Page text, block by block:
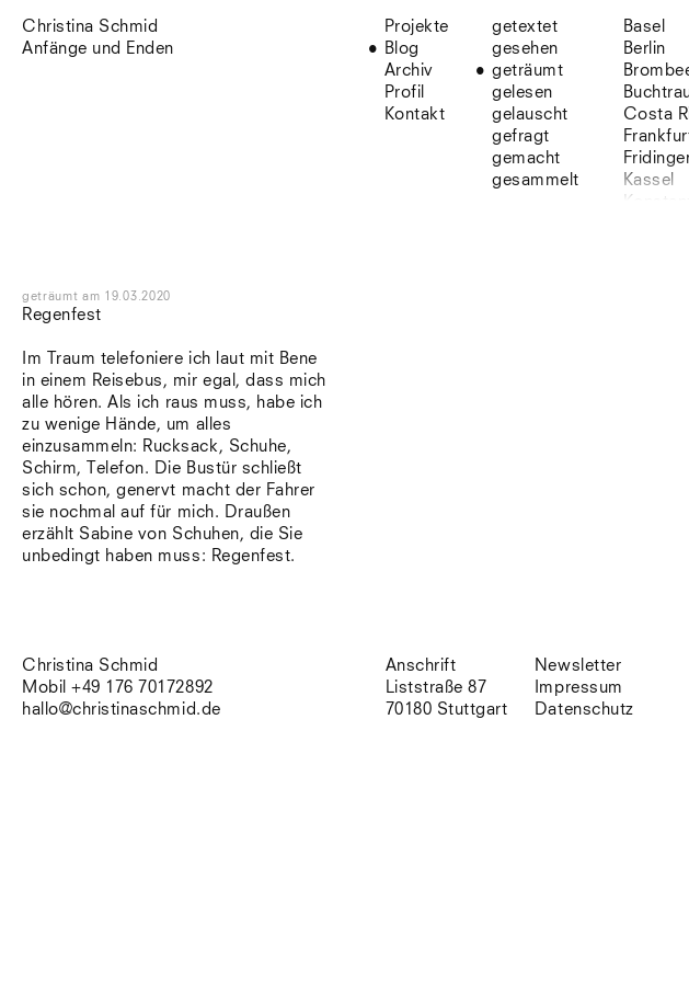
Christina Schmid
Anfänge und Enden
Projekte
Blog
Archiv
Profil
Kontakt
getextet
gesehen
geträumt
gelesen
gelauscht
gefragt
gemacht
gesammelt
Basel
Berlin
Costa
Kassel
Regenfest
Im Traum telefoniere ich laut mit Bene
in einem Reisebus, mir egal, dass mich
alle hören. Als ich raus muss, habe ich
zu wenige Hände, um alles
einzusammeln: Rucksack, Schuhe,
Schirm, Telefon. Die Bustür schließt
sich schon, genervt macht der Fahrer
sie nochmal auf für mich. Draußen
erzählt Sabine von Schuhen, die Sie
unbedingt haben muss: Regenfest.
geträumt am 19.03.2020
Christina Schmid
Mobil +49 176 70172892
hallo@christinaschmid.de
Anschrift
Liststraße 87
70180 Stuttgart
Newsletter
Impressum
Datenschutz